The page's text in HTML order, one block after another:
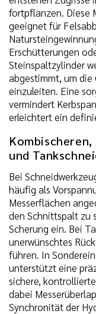
fortpflanzen. Diese
geeignet für
Erschütterungen
Steinspaltzylinder
abgestimmt, um
einzuleiten. Eine
vermindert
erleichtert ein
und
Bei
häufig als
Messerflächen
den Schnittspalt zu
Scherung ein. Bei
unerwünschtes
führen. In
unterstützt eine
sichere,
dabei
Synchronität der